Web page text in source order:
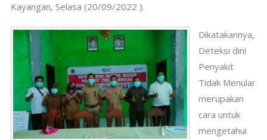
Kayangan, Selasa (20/09/2022 ).
Dikatakannya,
Deteksi dini
Penyakit
Tidak Menular
merupakan
cara untuk
mengetahui